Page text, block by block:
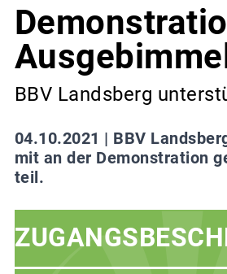
BBV Landsberg
04.10.2021 | BBV
mit an der Demonstration
teil.